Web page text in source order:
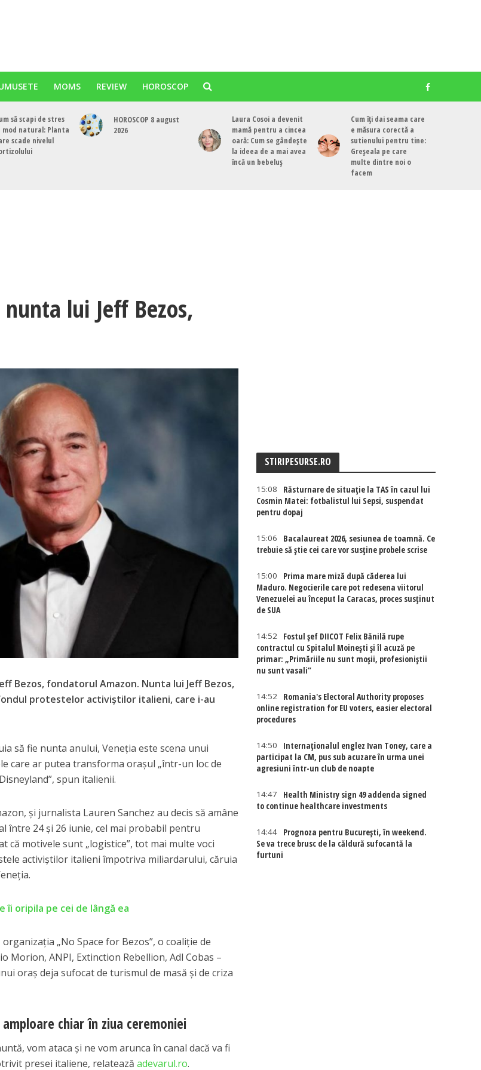
MOMS REVIEW HOROSCOP
să scapi de stres
mod natural: Planta
scade nivelul
HOROSCOP 8 august
2026
Laura Cosoi a devenit
mamă pentru a cincea
oară: Cum se gândește
la ideea de a mai avea
încă un bebeluș
Cum îți dai seama care
e măsura corectă a
sutienului pentru tine:
Greșeala pe care
multe dintre noi o
facem
lui Jeff Bezos,
Bezos, fondatorul Amazon. Nunta lui Jeff Bezos,
protestelor activiştilor italieni, care i-au
să fie nunta anului, Veneția este scena unui
care ar putea transforma oraşul „într-un loc de
spun italienii.
și jurnalista Lauren Sanchez au decis să amâne
între 24 și 26 iunie, cel mai probabil pentru
că motivele sunt „logistice”, tot mai multe voci
activiştilor italieni împotriva miliardarului, căruia
îi oripila pe cei de lângă ea
„No Space for Bezos”, o coaliție de
Morion, ANPI, Extinction Rebellion, Adl Cobas –
oraș deja sufocat de turismul de masă și de criza
chiar în ziua ceremoniei
vom ataca și ne vom arunca în canal dacă va fi
presei italiene, relateazăadevarul.ro.
STIRIPESURSE.RO
15:08
Răsturnare de situație la TAS în cazul lui
Cosmin Matei: fotbalistul lui Sepsi, suspendat
pentru dopaj
15:06
Bacalaureat 2026, sesiunea de toamnă. Ce
trebuie să știe cei care vor susține probele scrise
15:00
Prima mare miză după căderea lui
Maduro. Negocierile care pot redesena viitorul
Venezuelei au început la Caracas, proces susținut
de SUA
14:52
Fostul șef DIICOT Felix Bănilă rupe
contractul cu Spitalul Moinești și îl acuză pe
primar: „Primăriile nu sunt moșii, profesioniștii
nu sunt vasali”
14:52
Romania's Electoral Authority proposes
online registration for EU voters, easier electoral
procedures
14:50
Internaţionalul englez Ivan Toney, care a
participat la CM, pus sub acuzare în urma unei
agresiuni într-un club de noapte
14:47
Health Ministry sign 49 addenda signed
to continue healthcare investments
14:44
Prognoza pentru București, în weekend.
Se va trece brusc de la căldură sufocantă la
furtuni